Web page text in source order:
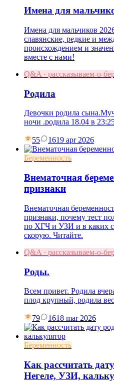
Имена для
Имена для мальчиков
славянские, редкие и
происхождением и
вместе с нами!
Q&A · рассказываем-о-
Родила
Девочки родила
ночи .родила 18.04 в
55 1619 apr 2026
Беременность
Внематочная
признаки
Внематочная
признаки, почему тест
по ХГЧ и УЗИ и в каких
скорую. Читайте.
Q&A · рассказываем-о-
Роды.
Всем привет. Родила
плод крупный, родила
79 1618 mar 2026
Беременность
Как рассчитать
Негеле, УЗИ,